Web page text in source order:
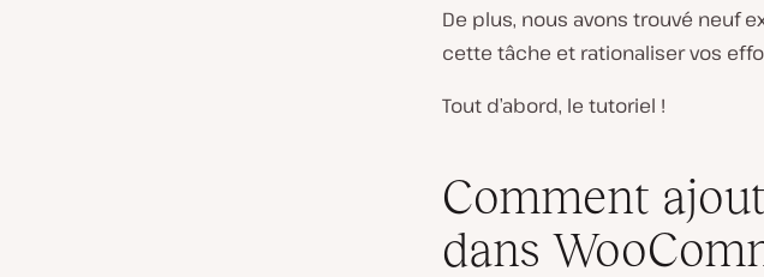
De plus, nous avons trouvé neuf
cette tâche et rationaliser vos
Tout d’abord, le tutoriel !
Comment
dans